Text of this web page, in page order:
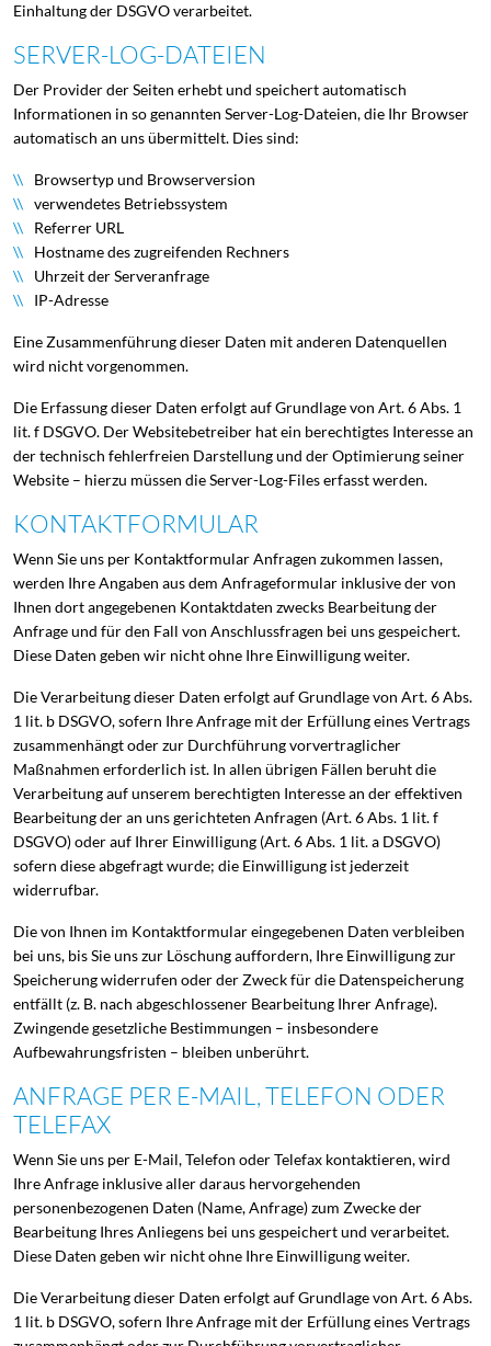
Einhaltung der DSGVO verarbeitet.
SERVER-LOG-DATEIEN
Der Provider der Seiten erhebt und speichert automatisch
Informationen in so genannten Server-Log-Dateien, die Ihr Browser
automatisch an uns übermittelt. Dies sind:
Browsertyp und Browserversion
verwendetes Betriebssystem
Referrer URL
Hostname des zugreifenden Rechners
Uhrzeit der Serveranfrage
IP-Adresse
Eine Zusammenführung dieser Daten mit anderen Datenquellen
wird nicht vorgenommen.
Die Erfassung dieser Daten erfolgt auf Grundlage von Art. 6 Abs. 1
lit. f DSGVO. Der Websitebetreiber hat ein berechtigtes Interesse an
der technisch fehlerfreien Darstellung und der Optimierung seiner
Website – hierzu müssen die Server-Log-Files erfasst werden.
KONTAKTFORMULAR
Wenn Sie uns per Kontaktformular Anfragen zukommen lassen,
werden Ihre Angaben aus dem Anfrageformular inklusive der von
Ihnen dort angegebenen Kontaktdaten zwecks Bearbeitung der
Anfrage und für den Fall von Anschlussfragen bei uns gespeichert.
Diese Daten geben wir nicht ohne Ihre Einwilligung weiter.
Die Verarbeitung dieser Daten erfolgt auf Grundlage von Art. 6 Abs.
1 lit. b DSGVO, sofern Ihre Anfrage mit der Erfüllung eines Vertrags
zusammenhängt oder zur Durchführung vorvertraglicher
Maßnahmen erforderlich ist. In allen übrigen Fällen beruht die
Verarbeitung auf unserem berechtigten Interesse an der effektiven
Bearbeitung der an uns gerichteten Anfragen (Art. 6 Abs. 1 lit. f
DSGVO) oder auf Ihrer Einwilligung (Art. 6 Abs. 1 lit. a DSGVO)
sofern diese abgefragt wurde; die Einwilligung ist jederzeit
widerrufbar.
Die von Ihnen im Kontaktformular eingegebenen Daten verbleiben
bei uns, bis Sie uns zur Löschung auffordern, Ihre Einwilligung zur
Speicherung widerrufen oder der Zweck für die Datenspeicherung
entfällt (z. B. nach abgeschlossener Bearbeitung Ihrer Anfrage).
Zwingende gesetzliche Bestimmungen – insbesondere
Aufbewahrungsfristen – bleiben unberührt.
ANFRAGE PER E-MAIL, TELEFON ODER
TELEFAX
Wenn Sie uns per E-Mail, Telefon oder Telefax kontaktieren, wird
Ihre Anfrage inklusive aller daraus hervorgehenden
personenbezogenen Daten (Name, Anfrage) zum Zwecke der
Bearbeitung Ihres Anliegens bei uns gespeichert und verarbeitet.
Diese Daten geben wir nicht ohne Ihre Einwilligung weiter.
Die Verarbeitung dieser Daten erfolgt auf Grundlage von Art. 6 Abs.
1 lit. b DSGVO, sofern Ihre Anfrage mit der Erfüllung eines Vertrags